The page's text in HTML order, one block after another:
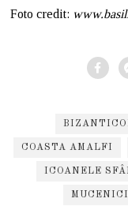
Foto credit:
COASTA AMALFI
ICOANELE